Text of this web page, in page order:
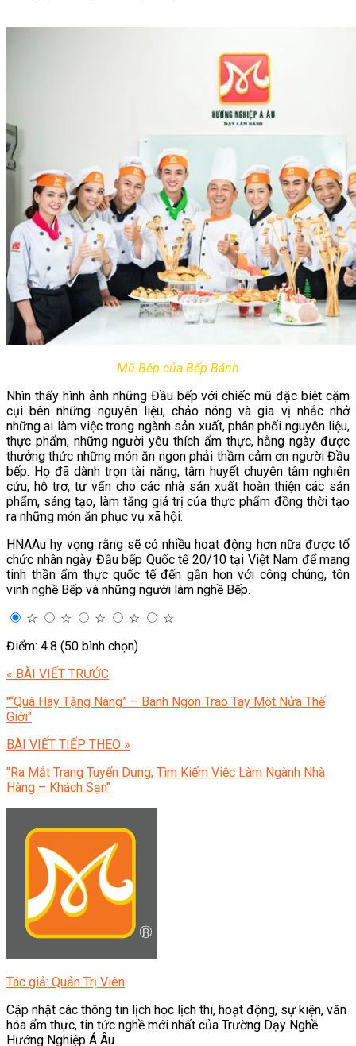
Mũ Bếp của Bếp Bánh
Nhìn thấy hình ảnh những Đầu bếp với chiếc mũ đặc biệt cặm
cụi bên những nguyên liệu, chảo nóng và gia vị nhắc nhở
những ai làm việc trong ngành sản xuất, phân phối nguyên liệu,
thực phẩm, những người yêu thích ẩm thực, hằng ngày được
thưởng thức những món ăn ngon phải thầm cảm ơn người Đầu
bếp. Họ đã dành trọn tài năng, tâm huyết chuyên tâm nghiên
cứu, hỗ trợ, tư vấn cho các nhà sản xuất hoàn thiện các sản
phẩm, sáng tạo, làm tăng giá trị của thực phẩm đồng thời tạo
ra những món ăn phục vụ xã hội.
HNAAu hy vọng rằng sẽ có nhiều hoạt động hơn nữa được tổ
chức nhân ngày Đầu bếp Quốc tế 20/10 tại Việt Nam để mang
tinh thần ẩm thực quốc tế đến gần hơn với công chúng, tôn
vinh nghề Bếp và những người làm nghề Bếp.
☆
☆ ☆ ☆
☆
Điểm: 4.8 (50 bình chọn)
« BÀI VIẾT TRƯỚC
"“Quà Hay Tặng Nàng” – Bánh Ngon Trao Tay Một Nửa Thế
Giới"
BÀI VIẾT TIẾP THEO »
"Ra Mắt Trang Tuyển Dụng, Tìm Kiếm Việc Làm Ngành Nhà
Hàng – Khách Sạn"
Tác giả: Quản Trị Viên
Cập nhật các thông tin lịch học lịch thi, hoạt động, sự kiện, văn
hóa ẩm thực, tin tức nghề mới nhất của Trường Dạy Nghề
Hướng Nghiệp Á Âu.